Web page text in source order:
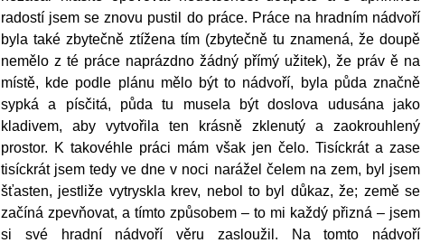
radostí jsem se znovu pustil do práce. Práce na hradním nádvoří
byla také zbytečně ztížena tím (zbytečně tu znamená, že doupě
nemělo z té práce naprázdno žádný přímý užitek), že práv ě na
místě, kde podle plánu mělo být to nádvoří, byla půda značně
sypká a písčitá, půda tu musela být doslova udusána jako
kladivem, aby vytvořila ten krásně zklenutý a zaokrouhlený
prostor. K takovéhle práci mám však jen čelo. Tisíckrát a zase
tisíckrát jsem tedy ve dne v noci narážel čelem na zem, byl jsem
šťasten, jestliže vytryskla krev, nebol to byl důkaz, že; země se
začíná zpevňovat, a tímto způsobem – to mi každý přizná – jsem
si své hradní nádvoří věru zasloužil. Na tomto nádvoří